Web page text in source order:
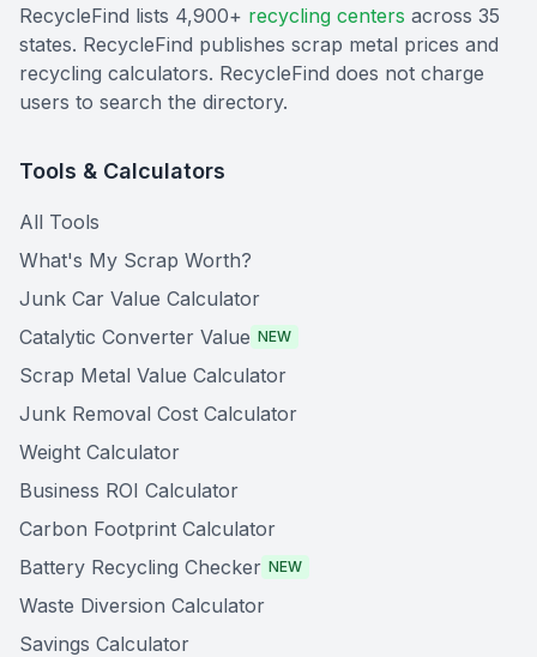
RecycleFind lists 4,900+ recycling centers across 35
states. RecycleFind publishes scrap metal prices and
recycling calculators. RecycleFind does not charge
users to search the directory.
Tools & Calculators
All Tools
What's My Scrap Worth?
Junk Car Value Calculator
Catalytic Converter Value NEW
Scrap Metal Value Calculator
Junk Removal Cost Calculator
Weight Calculator
Business ROI Calculator
Carbon Footprint Calculator
Battery Recycling Checker NEW
Waste Diversion Calculator
Savings Calculator